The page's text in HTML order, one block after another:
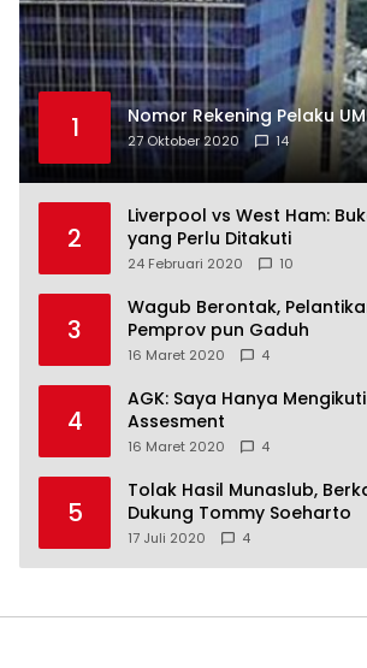
1 Nomor Rekening Pelaku
27 Oktober 2020 14
2
Liverpool vs West Ham:
yang Perlu Ditakuti
24 Februari 2020 10
3
Wagub Berontak,
Pemprov pun Gaduh
16 Maret 2020 4
4
AGK: Saya Hanya
Assesment
16 Maret 2020 4
5
Tolak Hasil Munaslub,
Dukung Tommy Soeharto
17 Juli 2020 4